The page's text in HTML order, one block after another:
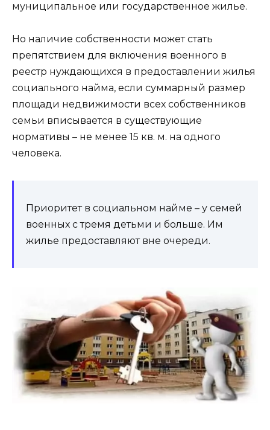
муниципальное или государственное жилье.
Но наличие собственности может стать
препятствием для включения военного в
реестр нуждающихся в предоставлении жилья
социального найма, если суммарный размер
площади недвижимости всех собственников
семьи вписывается в существующие
нормативы – не менее 15 кв. м. на одного
человека.
Приоритет в социальном найме – у семей
военных с тремя детьми и больше. Им
жилье предоставляют вне очереди.